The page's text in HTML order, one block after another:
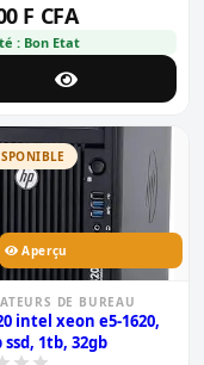
F CFA
: Bon Etat
Aperçu
DE BUREAU
intel xeon e5-1620,
ssd, 1tb, 32gb